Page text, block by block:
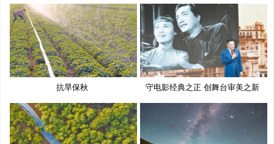
抗旱保秋 守电影经典之正 创舞台审美之新